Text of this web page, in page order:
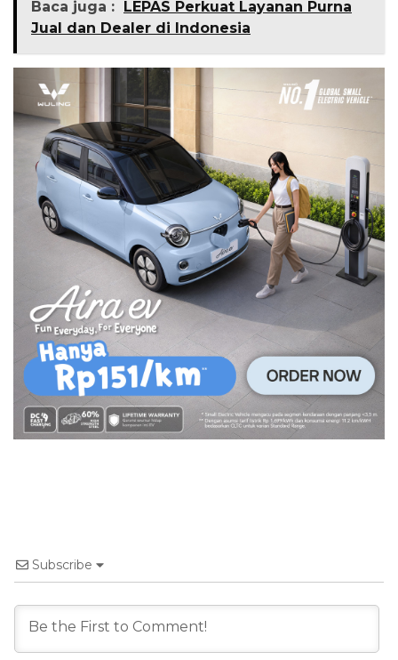
Baca juga :
LEPAS Perkuat Layanan Purna
Jual dan Dealer di Indonesia
Subscribe